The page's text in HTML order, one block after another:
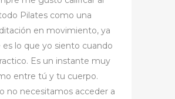
Pilates como una
en movimiento, ya
es lo que yo siento cuando
Es un instante muy
entre tú y tu cuerpo.
no necesitamos acceder a